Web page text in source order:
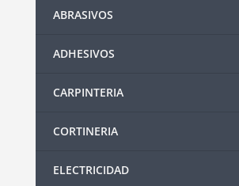
ABRASIVOS
ADHESIVOS
CARPINTERIA
CORTINERIA
ELECTRICIDAD